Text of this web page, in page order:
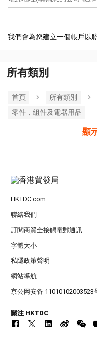
我們會為您建立一個帳戶以
所有類別
首頁 所有類別
零件，組件及電器用品
顯
HKTDC.com
聯絡我們
訂閱商貿全接觸電郵通訊
字體大小
私隱政策聲明
網站導航
京公网安备 11010102003523
關注 HKTDC